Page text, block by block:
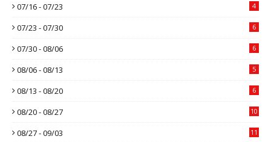
07/16 - 07/23 4
07/23 - 07/30 6
07/30 - 08/06 6
08/06 - 08/13 5
08/13 - 08/20 6
08/20 - 08/27 10
08/27 - 09/03 11